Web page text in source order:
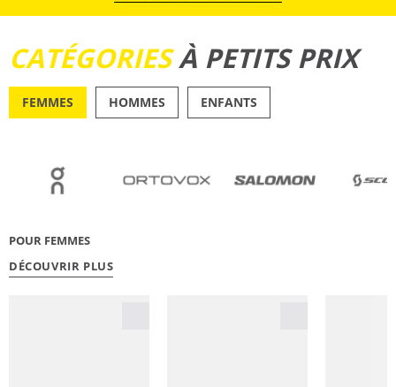
CATÉGORIESÀ PETITS PRIX
FEMMES HOMMES ENFANTS
POUR FEMMES
DÉCOUVRIR PLUS